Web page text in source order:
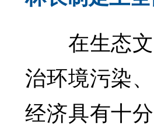
在生态文
治环境污染
经济具有十